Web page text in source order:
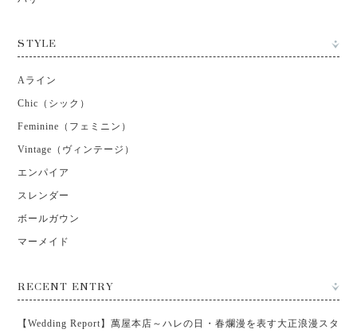
STYLE
Aライン
Chic（シック）
Feminine（フェミニン）
Vintage（ヴィンテージ）
エンパイア
スレンダー
ボールガウン
マーメイド
RECENT ENTRY
【Wedding Report】萬屋本店～ハレの日・春爛漫を表す大正浪漫スタ